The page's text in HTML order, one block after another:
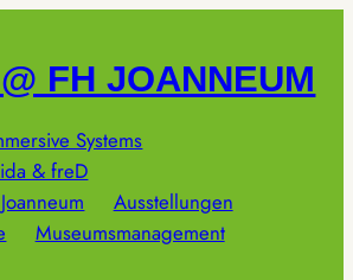
FH JOANNEUM
Systems
& freD
Ausstellungen
Museumsmanagement